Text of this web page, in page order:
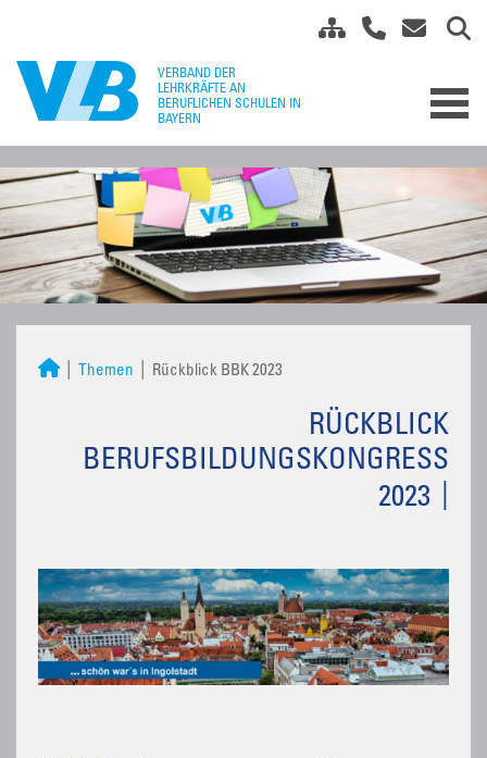
Themen Rückblick BBK 2023
RÜCKBLICK
BERUFSBILDUNGSKONGRESS
2023